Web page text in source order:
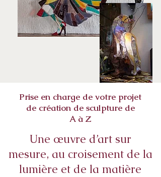
Prise en charge de votre projet
de création de sculpture de
A à Z
​Une œuvre d’art sur
mesure, au croisement de la
lumière et de la matière